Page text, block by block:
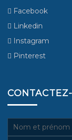
Facebook
Linkedin
Instagram
Pinterest